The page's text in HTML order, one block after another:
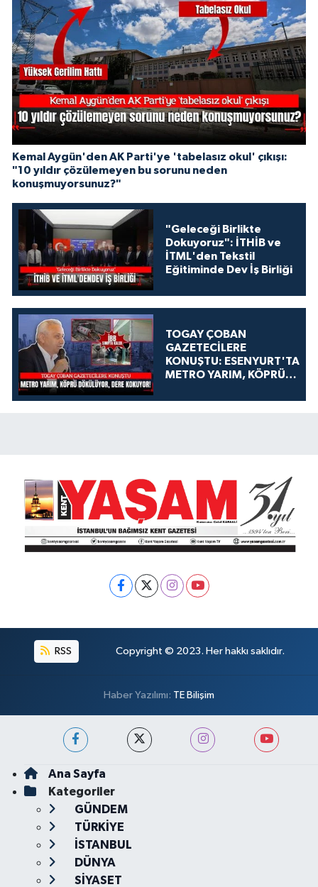
Kemal Aygün'den AK Parti'ye 'tabelasız okul' çıkışı:
"10 yıldır çözülemeyen bu sorunu neden
konuşmuyorsunuz?"
"Geleceği Birlikte
Dokuyoruz": İTHİB ve
İTML'den Tekstil
Eğitiminde Dev İş Birliği
TOGAY ÇOBAN
GAZETECİLERE
KONUŞTU: ESENYURT'TA
METRO YARIM, KÖPRÜ
KOKUYOR!
RSS Copyright © 2023. Her hakkı saklıdır.
Haber Yazılımı: TE Bilişim
Ana Sayfa
Kategoriler
GÜNDEM
TÜRKİYE
İSTANBUL
DÜNYA
SİYASET